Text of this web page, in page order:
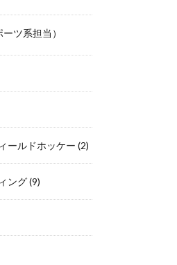
ツ系担当）
ールドホッケー (2)
ング(9)